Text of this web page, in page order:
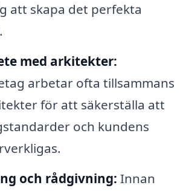
att skapa det perfekta
med arkitekter:
arbetar ofta tillsammans
för att säkerställa att
och kundens
och rådgivning: Innan